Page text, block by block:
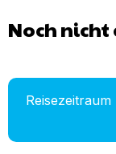
Noch nicht